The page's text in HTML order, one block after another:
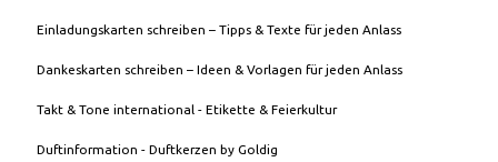
Einladungskarten schreiben – Tipps & Texte für jeden Anlass
Dankeskarten schreiben – Ideen & Vorlagen für jeden Anlass
Takt & Tone international - Etikette & Feierkultur
Duftinformation - Duftkerzen by Goldig